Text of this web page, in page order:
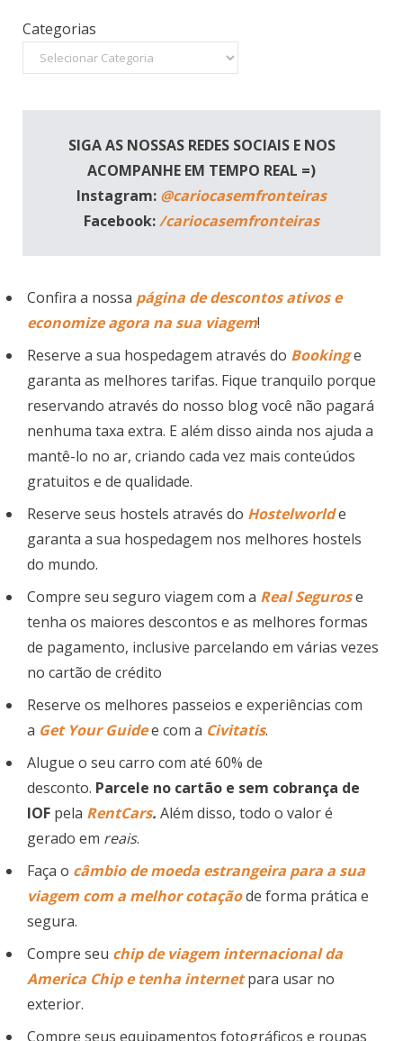
Categorias
SIGA AS NOSSAS REDES SOCIAIS E NOS
ACOMPANHE EM TEMPO REAL =)
Instagram: @cariocasemfronteiras
Facebook:/cariocasemfronteiras
Confira a nossa página de descontos ativos e
economize agora na sua viagem!
Reserve a sua hospedagem através do Bookinge
garanta as melhores tarifas. Fique tranquilo porque
reservando através do nosso blog você não pagará
nenhuma taxa extra. E além disso ainda nos ajuda a
mantê-lo no ar, criando cada vez mais conteúdos
gratuitos e de qualidade.
Reserve seus hostels através do Hostelworlde
garanta a sua hospedagem nos melhores hostels
do mundo.
Compre seu seguro viagem com a Real Segurose
tenha os maiores descontos e as melhores formas
de pagamento, inclusive parcelando em várias vezes
no cartão de crédito
Reserve os melhores passeios e experiências com
a Get Your Guidee com a Civitatis.
Alugue o seu carro com até 60% de
desconto. Parcele no cartão e sem cobrança de
IOF pela RentCars. Além disso, todo o valor é
gerado em reais.
Faça o câmbio de moeda estrangeira para a sua
viagem com a melhor cotaçãode forma prática e
segura.
Compre seu chip de viagem internacionalda
America Chip e tenha internetpara usar no
exterior.
Compre seus equipamentos fotográficos e roupas